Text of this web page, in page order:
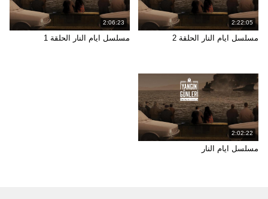
2:22:05
مسلسل ايام النار الحلقة 2
2:06:23
مسلسل ايام النار الحلقة 1
2:02:22
مسلسل ايام النار